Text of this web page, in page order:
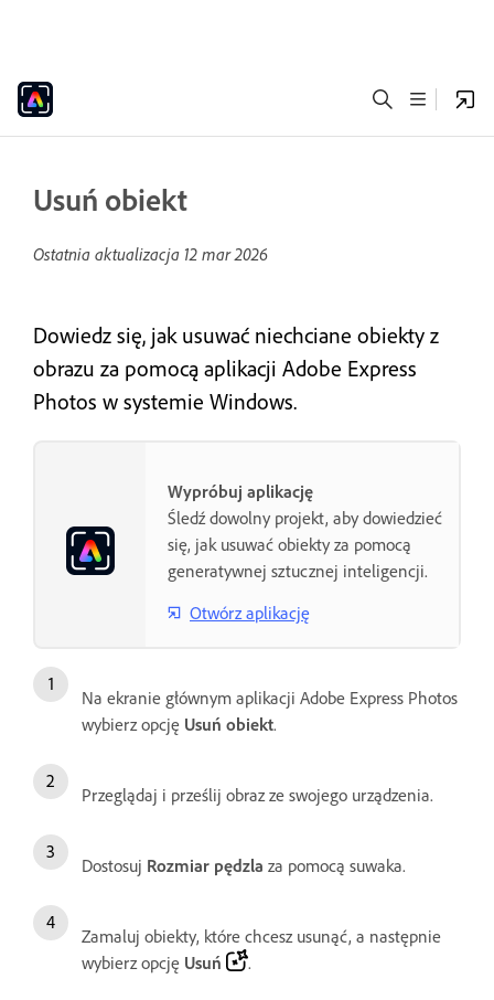
Usuń obiekt
Ostatnia aktualizacja 12 mar 2026
Dowiedz się, jak usuwać niechciane obiekty z
obrazu za pomocą aplikacji Adobe Express
Photos w systemie Windows.
Wypróbuj aplikację
Śledź dowolny projekt, aby dowiedzieć
się, jak usuwać obiekty za pomocą
generatywnej sztucznej inteligencji.
Otwórz aplikację
Na ekranie głównym aplikacji Adobe Express Photos
wybierz opcję Usuń obiekt.
Przeglądaj i prześlij obraz ze swojego urządzenia.
Dostosuj Rozmiar pędzla za pomocą suwaka.
Zamaluj obiekty, które chcesz usunąć, a następnie
wybierz opcję Usuń .